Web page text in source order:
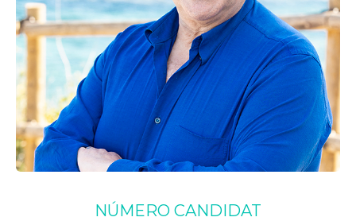
NÚMERO CANDIDAT